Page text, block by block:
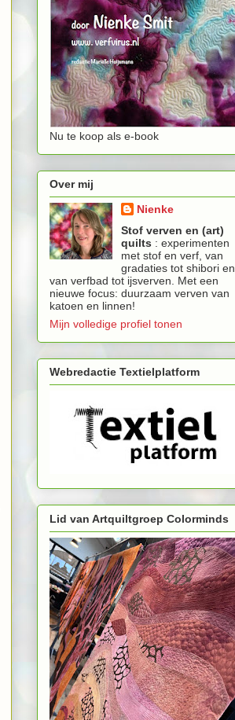
Nu te koop als e-book
Over mij
Nienke
Stof verven en (art)
quilts : experimenten
met stof en verf, van
gradaties tot shibori en
van verfbad tot ijsverven. Met een
nieuwe focus: duurzaam verven van
katoen en linnen!
Mijn volledige profiel tonen
Webredactie Textielplatform
Lid van Artquiltgroep Colorminds